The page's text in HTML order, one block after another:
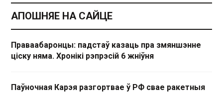
АПОШНЯЕ НА САЙЦЕ
Праваабаронцы: падстаў казаць пра змяншэнне
ціску няма. Хронікі рэпрэсій 6 жніўня
Паўночная Карэя разгортвае ў РФ свае ракетныя